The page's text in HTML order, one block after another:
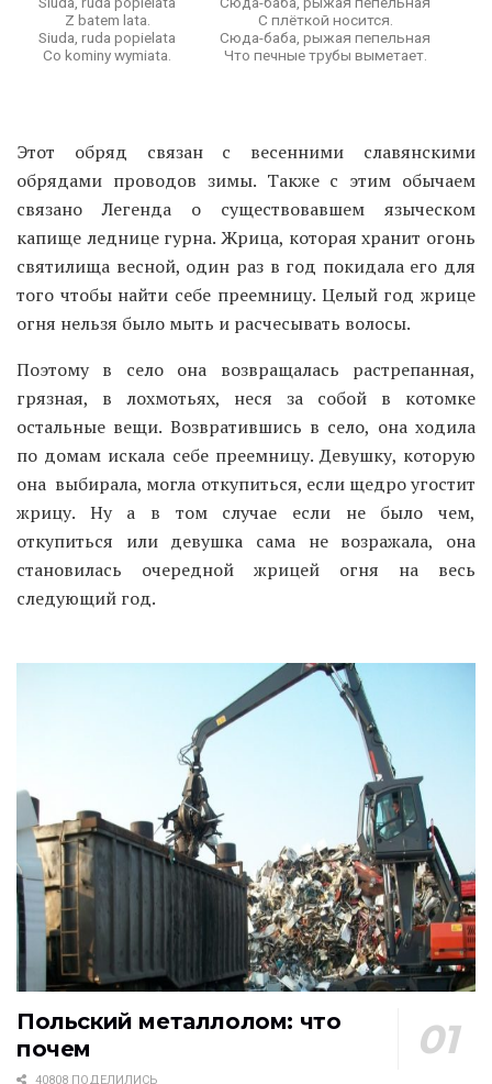
Z batem lata.
Siuda, ruda popielata
Co kominy wymiata.
С плёткой носится.
Сюда-баба, рыжая пепельная
Что печные трубы выметает.
Этот обряд связан с весенними славянскими
обрядами проводов зимы. Также с этим обычаем
связано Легенда о существовавшем языческом
капище леднице гурна. Жрица, которая хранит огонь
святилища весной, один раз в год покидала его для
того чтобы найти себе преемницу. Целый год жрице
огня нельзя было мыть и расчесывать волосы.
Поэтому в село она возвращалась растрепанная,
грязная, в лохмотьях, неся за собой в котомке
остальные вещи. Возвратившись в село, она ходила
по домам искала себе преемницу. Девушку, которую
она выбирала, могла откупиться, если щедро угостит
жрицу. Ну а в том случае если не было чем,
откупиться или девушка сама не возражала, она
становилась очередной жрицей огня на весь
следующий год.
Польский металлолом: что
почем
40808 ПОДЕЛИЛИСЬ